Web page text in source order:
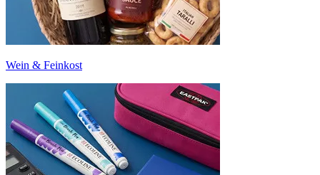
Wein & Feinkost